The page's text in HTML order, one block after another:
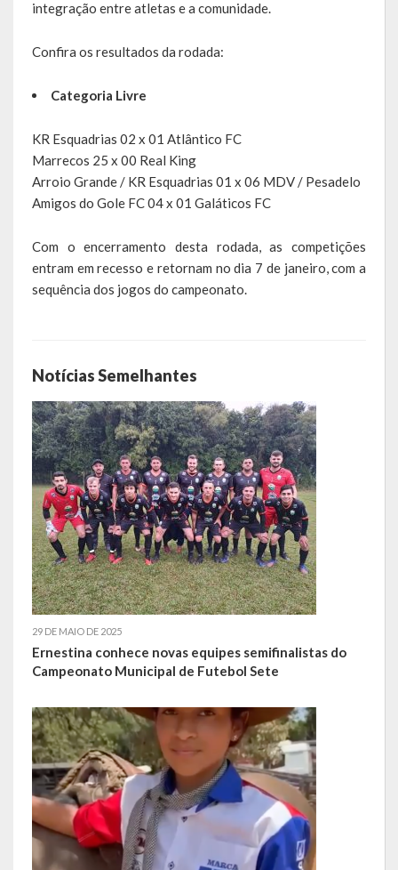
DECRETOS
Regulamentos
Concursos
Termos de Compromisso
RGF – Relatório de Gestão Fiscal
RREO – Relatório Resumido da Execução Orçamentária
LOA – Lei Orçamentária Anual
PPA – Plano Plurianual
Acesso à Informação
Transparência
integração entre atletas e a comunidade.
Confira os resultados da rodada:
Categoria Livre
KR Esquadrias 02 x 01 Atlântico FC
Marrecos 25 x 00 Real King
Arroio Grande / KR Esquadrias 01 x 06 MDV / Pesadelo
Amigos do Gole FC 04 x 01 Galáticos FC
Com o encerramento desta rodada, as competições
entram em recesso e retornam no dia 7 de janeiro, com a
sequência dos jogos do campeonato.
Notícias Semelhantes
29 DE MAIO DE 2025
Ernestina conhece novas equipes semifinalistas do
Campeonato Municipal de Futebol Sete